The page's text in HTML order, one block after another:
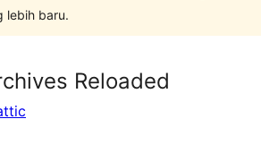
lebih baru.
Reloaded